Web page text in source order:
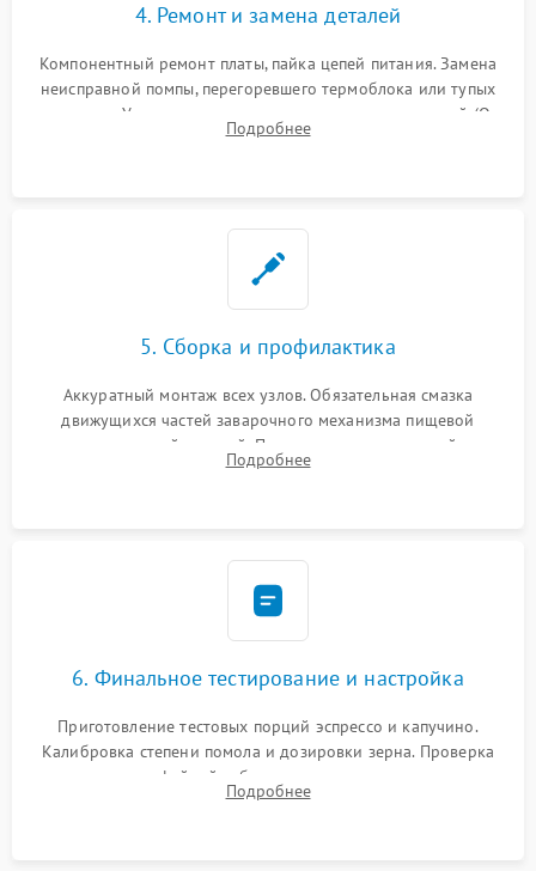
4. Ремонт и замена деталей
Компонентный ремонт платы, пайка цепей питания. Замена
неисправной помпы, перегоревшего термоблока или тупых
жерновов. Установка новых силиконовых уплотнителей (O-
ring) и тефлоновых трубок для надежного устранения
Подробнее
5. Сборка и профилактика
Аккуратный монтаж всех узлов. Обязательная смазка
движущихся частей заварочного механизма пищевой
силиконовой смазкой. Проведение программной
декальцинации и очистки системы от кофейных масел.
Подробнее
6. Финальное тестирование и настройка
Приготовление тестовых порций эспрессо и капучино.
Калибровка степени помола и дозировки зерна. Проверка
плотности кофейной таблетки, температуры напитка и
качества молочной пены. Контроль отсутствия посторонних
Подробнее